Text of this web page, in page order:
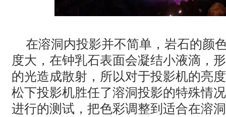
在溶洞内投影并不简单，岩石的颜
度大，在钟乳石表面会凝结小液滴，
的光造成散射，所以对于投影机的亮
松下投影机胜任了溶洞投影的特殊情
进行的测试，把色彩调整到适合在溶